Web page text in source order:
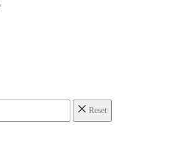
Reset